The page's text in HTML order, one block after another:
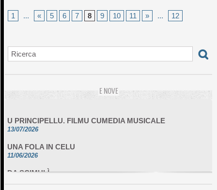
1 ... « 5 6 7 8 9 10 11 » ... 12
E NOVE
13/07/2026
11/06/2026
10/06/2026